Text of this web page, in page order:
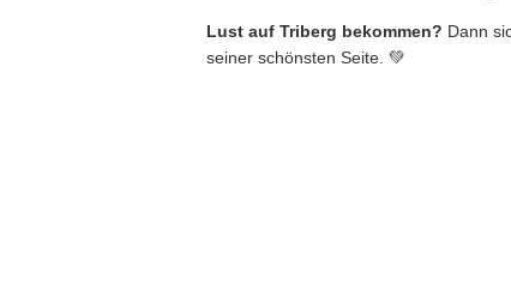
Lust auf Triberg bekommen? Dann
seiner schönsten Seite. 💚